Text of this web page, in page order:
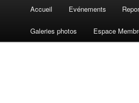
Accueil Evénements
Galeries photos Espace